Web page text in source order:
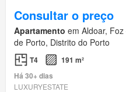
Consultar o preço
Apartamento em Aldoar,
de Porto, Distrito do Porto
T4
191 m²
Há 30+ dias
LUXURYESTATE